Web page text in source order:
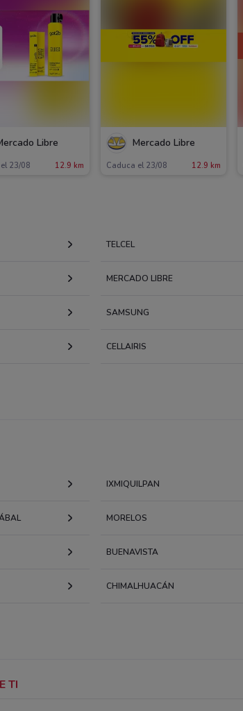
Libre
23/08 12.9 km
Mercado Libre
Caduca el 23/08 12.9 km
TELCEL
MERCADO LIBRE
SAMSUNG
CELLAIRIS
IXMIQUILPAN
MORELOS
BUENAVISTA
CHIMALHUACÁN
TI